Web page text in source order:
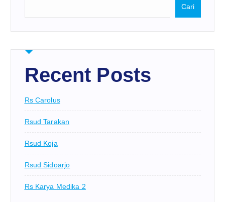
Cari
Recent Posts
Rs Carolus
Rsud Tarakan
Rsud Koja
Rsud Sidoarjo
Rs Karya Medika 2